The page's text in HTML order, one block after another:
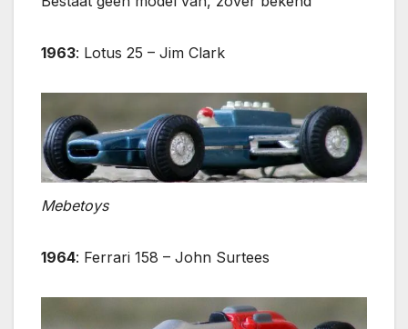
1963: Lotus 25 – Jim Clark
Mebetoys
1964: Ferrari 158 – John Surtees